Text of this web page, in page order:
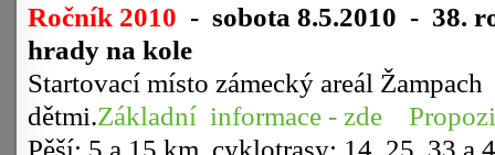
Ročník 2010 - sobota 8.5.2010 - 38.
hrady na kole
Startovací místo zámecký areál
dětmi.Základní informace - zde